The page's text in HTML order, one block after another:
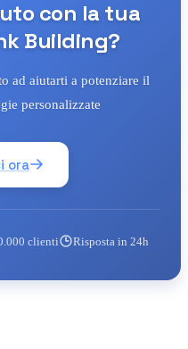
con la tua
Building?
ad aiutarti a potenziare il
personalizzate
ora
clienti Risposta in 24h